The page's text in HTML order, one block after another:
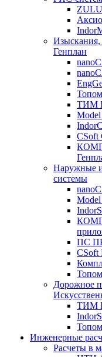
ZULU
Изыскания,
Генплан
ТИМ
Model
CSoft
Наружные
системы
Model
ПС
CSoft
Дорожное
ТИМ
Инженерные
Расчеты в